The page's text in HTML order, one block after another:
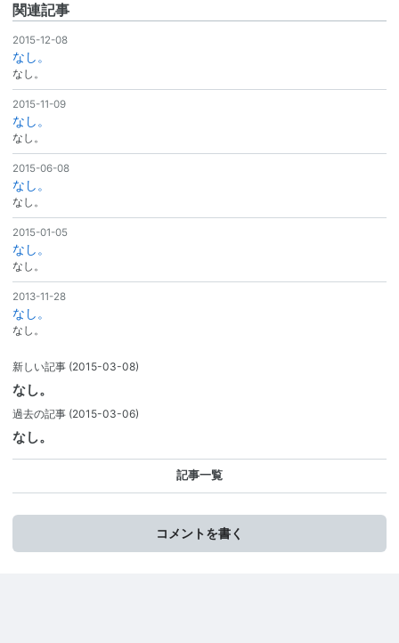
関連記事
2015-12-08
なし。
なし。
2015-11-09
なし。
なし。
2015-06-08
なし。
なし。
2015-01-05
なし。
なし。
2013-11-28
なし。
なし。
新しい記事 (2015-03-08)
なし。
過去の記事 (2015-03-06)
なし。
記事一覧
コメントを書く